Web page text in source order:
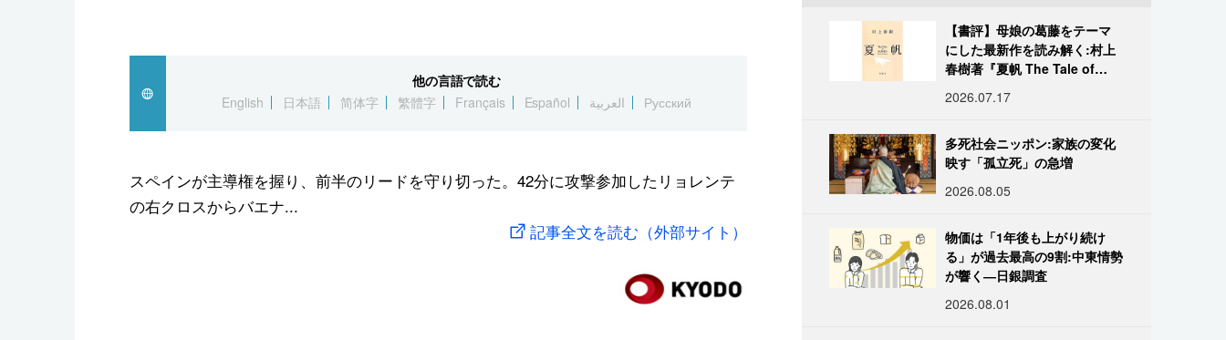
スポーツ・東京2020
他の言語で読む
English
日本語 简体字 繁體字 Français Español العربية Русский
スペインが主導権を握り、前半のリードを守り切った。42分に攻撃参加したリョレンテ
の右クロスからバエナ...
記事全文を読む（外部サイト）
【書評】母娘の葛藤をテーマ
にした最新作を読み解く:村上
春樹著『夏帆 The Tale of
2026.07.17
多死社会ニッポン:家族の変化
映す「孤立死」の急増
2026.08.05
物価は「1年後も上がり続け
る」が過去最高の9割:中東情勢
が響く―日銀調査
2026.08.01